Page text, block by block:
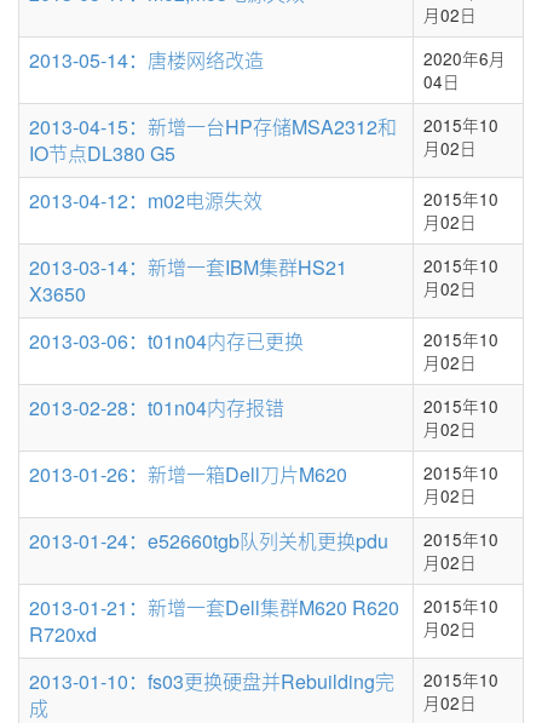
月02日
2013-05-14：唐楼网络改造
2020年6月
04日
2013-04-15：新增一台HP存储MSA2312和
IO节点DL380 G5
2015年10
月02日
2013-04-12：m02电源失效
2015年10
月02日
2013-03-14：新增一套IBM集群HS21
X3650
2015年10
月02日
2013-03-06：t01n04内存已更换
2015年10
月02日
2013-02-28：t01n04内存报错
2015年10
月02日
2013-01-26：新增一箱Dell刀片M620
2015年10
月02日
2013-01-24：e52660tgb队列关机更换pdu
2015年10
月02日
2013-01-21：新增一套Dell集群M620 R620
R720xd
2015年10
月02日
2013-01-10：fs03更换硬盘并Rebuilding完
成
2015年10
月02日